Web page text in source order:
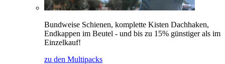
Bundweise Schienen, komplette Kisten Dachhaken,
Endkappen im Beutel - und bis zu 15% günstiger als im
Einzelkauf!
zu den Multipacks